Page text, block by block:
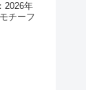
2026年
チーフ